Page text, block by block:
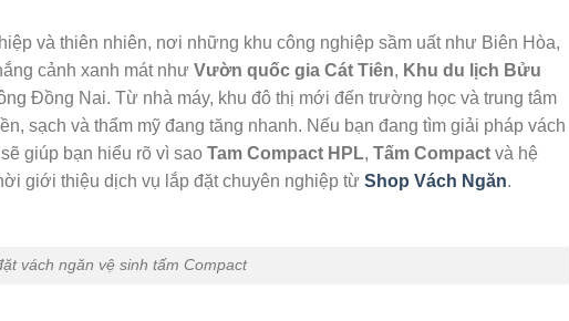
và thiên nhiên, nơi những khu công nghiệp sầm uất như Biên Hòa,
cảnh xanh mát như Vườn quốc gia Cát Tiên, Khu du lịch Bửu
Đồng Nai. Từ nhà máy, khu đô thị mới đến trường học và trung tâm
sạch và thẩm mỹ đang tăng nhanh. Nếu bạn đang tìm giải pháp vách
giúp bạn hiểu rõ vì sao Tam Compact HPL, Tấm Compact và hệ
giới thiệu dịch vụ lắp đặt chuyên nghiệp từ Shop Vách Ngăn.
vách ngăn vệ sinh tấm Compact